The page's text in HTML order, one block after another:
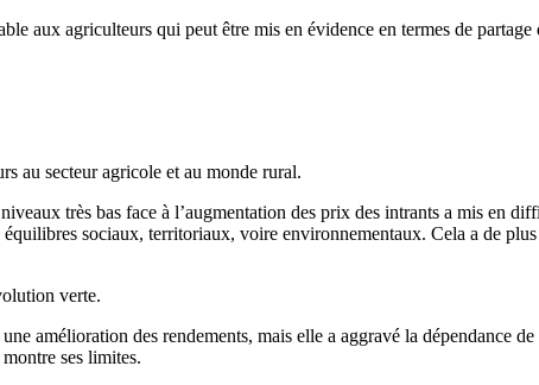
aux agriculteurs qui peut être mis en évidence en termes de
au secteur agricole et au monde rural.
très bas face à l’augmentation des prix des intrants a mis en
sociaux, territoriaux, voire environnementaux. Cela a de
verte.
amélioration des rendements, mais elle a aggravé la dépendance
ses limites.